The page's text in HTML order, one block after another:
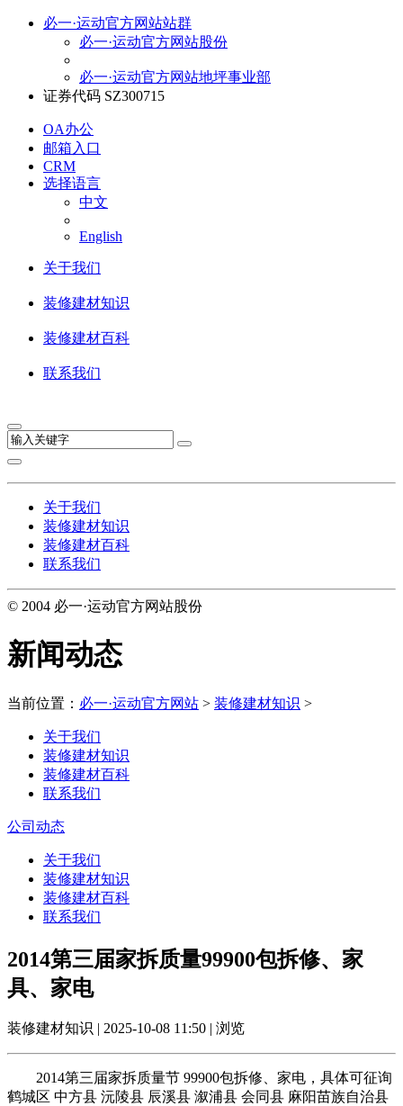
必一·运动官方网站站群
必一·运动官方网站股份
必一·运动官方网站地坪事业部
证券代码 SZ300715
OA办公
邮箱入口
CRM
选择语言
中文
English
关于我们
装修建材知识
装修建材百科
联系我们
关于我们
装修建材知识
装修建材百科
联系我们
© 2004 必一·运动官方网站股份
新闻动态
当前位置： 必一·运动官方网站 > 装修建材知识 >
关于我们
装修建材知识
装修建材百科
联系我们
公司动态
关于我们
装修建材知识
装修建材百科
联系我们
2014第三届家拆质量99900包拆修、家
具、家电
装修建材知识 | 2025-10-08 11:50 | 浏览
2014第三届家拆质量节 99900包拆修、家电，具体可征询
鹤城区 中方县 沅陵县 辰溪县 溆浦县 会同县 麻阳苗族自治县